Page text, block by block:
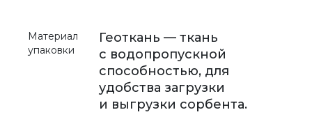
Материал
упаковки
Геоткань — ткань
с водопропускной
способностью, для
удобства загрузки
и выгрузки сорбента.